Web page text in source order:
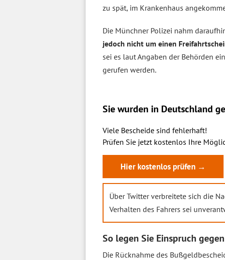
zu spät, im Krankenhaus
Die Münchner Polizei nahm
jedoch nicht um einen
sei es laut Angaben der Behörden
gerufen werden.
Sie wurden in Deutschland
Viele Bescheide sind fehlerhaft!
Prüfen Sie jetzt kostenlos Ihre
Hier kostenlos prüfen →
Über Twitter verbreitete sich die
Verhalten des Fahrers sei
So legen Sie Einspruch
Die Rücknahme des